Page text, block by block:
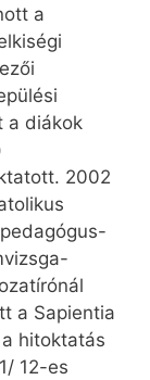
a
a diákok
2002
a Sapientia
hitoktatás
12-es